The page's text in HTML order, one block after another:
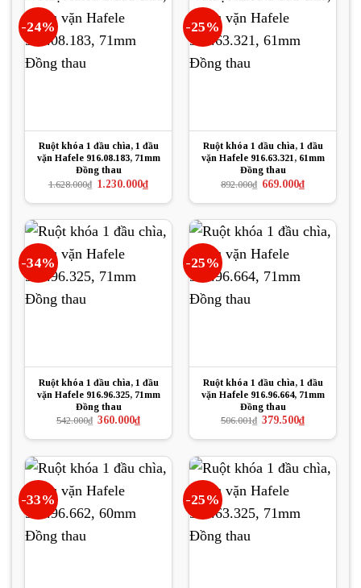
-24%
Ruột khóa 1 đầu chìa, 1 đầu
vặn Hafele 916.08.183, 71mm
Đồng thau
1.628.000₫ Giá
là:
1.230.000₫Giá
hiện
tại
1.230.000₫.
-25%
Ruột khóa 1 đầu chìa, 1 đầu
vặn Hafele 916.63.321, 61mm
Đồng thau
892.000₫ Giá
là:
669.000₫Giá
hiện
tại
669.000₫.
-34%
Ruột khóa 1 đầu chìa, 1 đầu
vặn Hafele 916.96.325, 71mm
Đồng thau
542.000₫ Giá
là:
360.000₫Giá
hiện
tại
360.000₫.
-25%
Ruột khóa 1 đầu chìa, 1 đầu
vặn Hafele 916.96.664, 71mm
Đồng thau
506.001₫ Giá
là:
379.500₫Giá
hiện
tại
379.500₫.
-33% -25%